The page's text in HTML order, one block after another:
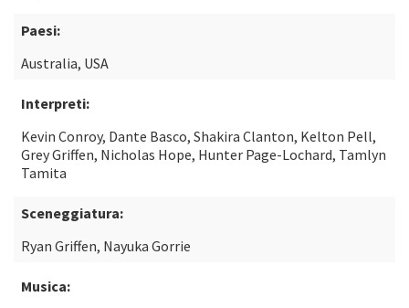
Paesi:
Australia, USA
Interpreti:
Kevin Conroy, Dante Basco, Shakira Clanton, Kelton Pell,
Grey Griffen, Nicholas Hope, Hunter Page-Lochard, Tamlyn
Tamita
Sceneggiatura:
Ryan Griffen, Nayuka Gorrie
Musica: